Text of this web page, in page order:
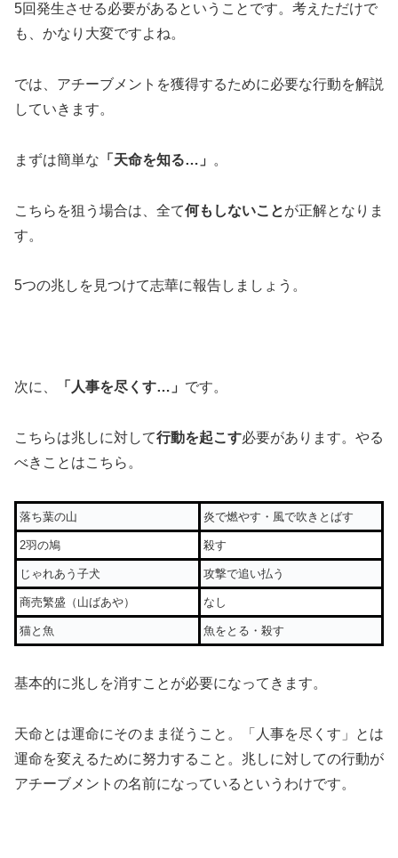
5回発生させる必要があるということです。考えただけで
も、かなり大変ですよね。
では、アチーブメントを獲得するために必要な行動を解説
していきます。
まずは簡単な 「天命を知る…」 。
こちらを狙う場合は、全て何もしないことが正解となりま
す。
5つの兆しを見つけて志華に報告しましょう。
次に、 「人事を尽くす…」 です。
こちらは兆しに対して行動を起こす必要があります。やる
べきことはこちら。
落ち葉の山 炎で燃やす・風で吹きとばす
2羽の鳩 殺す
じゃれあう子犬 攻撃で追い払う
商売繁盛（山ばあや） なし
猫と魚 魚をとる・殺す
基本的に兆しを消すことが必要になってきます。
天命とは運命にそのまま従うこと。「人事を尽くす」とは
運命を変えるために努力すること。兆しに対しての行動が
アチーブメントの名前になっているというわけです。